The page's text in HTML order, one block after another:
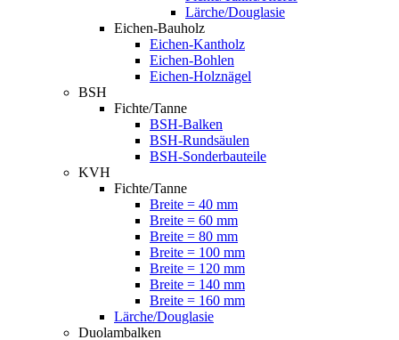
Lärche/Douglasie
Eichen-Bauholz
Eichen-Kantholz
Eichen-Bohlen
Eichen-Holznägel
BSH
Fichte/Tanne
BSH-Balken
BSH-Rundsäulen
BSH-Sonderbauteile
KVH
Fichte/Tanne
Breite = 40 mm
Breite = 60 mm
Breite = 80 mm
Breite = 100 mm
Breite = 120 mm
Breite = 140 mm
Breite = 160 mm
Lärche/Douglasie
Duolambalken